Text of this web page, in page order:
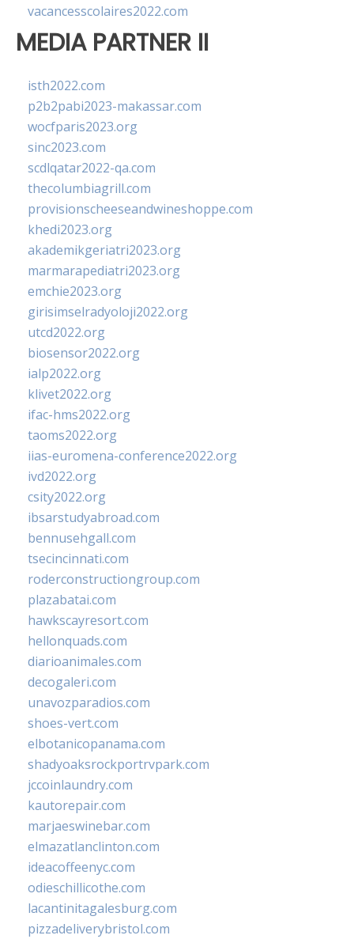
vacancesscolaires2022.com
MEDIA PARTNER II
isth2022.com
p2b2pabi2023-makassar.com
wocfparis2023.org
sinc2023.com
scdlqatar2022-qa.com
thecolumbiagrill.com
provisionscheeseandwineshoppe.com
khedi2023.org
akademikgeriatri2023.org
marmarapediatri2023.org
emchie2023.org
girisimselradyoloji2022.org
utcd2022.org
biosensor2022.org
ialp2022.org
klivet2022.org
ifac-hms2022.org
taoms2022.org
iias-euromena-conference2022.org
ivd2022.org
csity2022.org
ibsarstudyabroad.com
bennusehgall.com
tsecincinnati.com
roderconstructiongroup.com
plazabatai.com
hawkscayresort.com
hellonquads.com
diarioanimales.com
decogaleri.com
unavozparadios.com
shoes-vert.com
elbotanicopanama.com
shadyoaksrockportrvpark.com
jccoinlaundry.com
kautorepair.com
marjaeswinebar.com
elmazatlanclinton.com
ideacoffeenyc.com
odieschillicothe.com
lacantinitagalesburg.com
pizzadeliverybristol.com